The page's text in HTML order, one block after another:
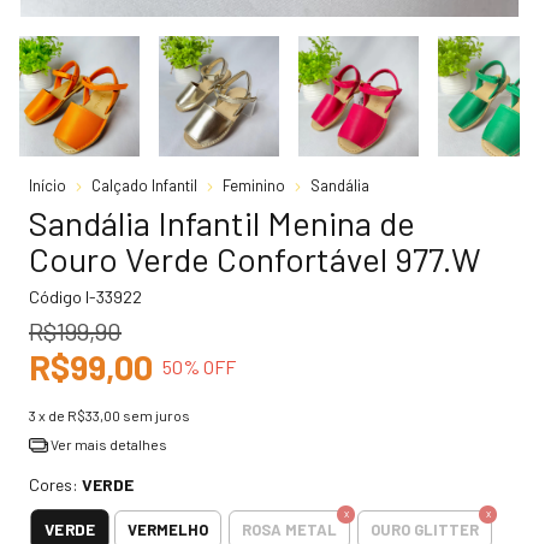
Início Calçado Infantil Feminino Sandália
Sandália Infantil Menina de
Couro Verde Confortável 977.W
Código I-33922
R$199,90
R$99,00 50% OFF
3 x de R$33,00 sem juros
Ver mais detalhes
Cores: VERDE
VERDE VERMELHO ROSA METAL OURO GLITTER